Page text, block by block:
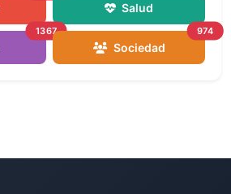
Salud
1367
Sociedad
974